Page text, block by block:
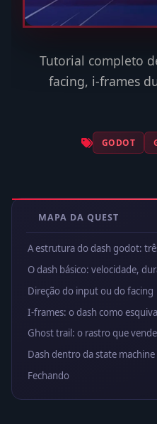
Tutorial completo
facing, i-frames
GODOT
MAPA DA QUEST
A estrutura do dash godot:
O dash básico: velocidade,
Direção do input ou do facing
I-frames: o dash como esquiva
Ghost trail: o rastro que
Dash dentro da state machine
Fechando